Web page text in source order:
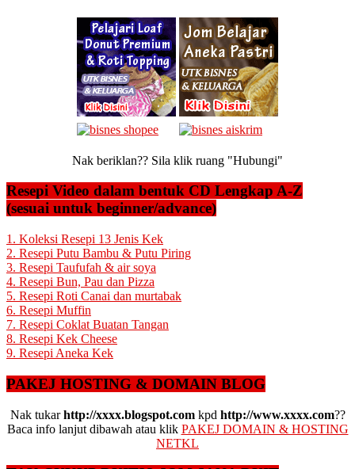
Nak beriklan?? Sila klik ruang "Hubungi"
Resepi Video dalam bentuk CD Lengkap A-Z
(sesuai untuk beginner/advance)
1. Koleksi Resepi 13 Jenis Kek
2. Resepi Putu Bambu & Putu Piring
3. Resepi Taufufah & air soya
4. Resepi Bun, Pau dan Pizza
5. Resepi Roti Canai dan murtabak
6. Resepi Muffin
7. Resepi Coklat Buatan Tangan
8. Resepi Kek Cheese
9. Resepi Aneka Kek
PAKEJ HOSTING & DOMAIN BLOG
Nak tukarhttp://xxxx.blogspot.comkpd http://www.xxxx.com??
Baca info lanjut dibawah atau klik PAKEJ DOMAIN & HOSTING
NETKL